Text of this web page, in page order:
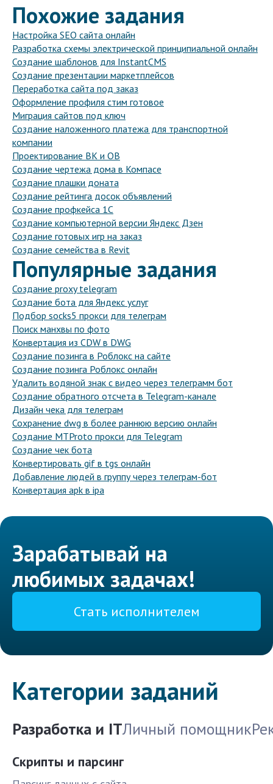
Похожие задания
Настройка SEO сайта онлайн
Разработка схемы электрической принципиальной онлайн
Создание шаблонов для InstantCMS
Создание презентации маркетплейсов
Переработка сайта под заказ
Оформление профиля стим готовое
Миграция сайтов под ключ
Создание наложенного платежа для транспортной
компании
Проектирование ВК и ОВ
Создание чертежа дома в Компасе
Создание плашки доната
Создание рейтинга досок объявлений
Создание профкейса 1С
Создание компьютерной версии Яндекс Дзен
Создание готовых игр на заказ
Создание семейства в Revit
Популярные задания
Создание proxy telegram
Создание бота для Яндекс услуг
Подбор socks5 прокси для телеграм
Поиск манхвы по фото
Конвертация из CDW в DWG
Создание позинга в Роблокс на сайте
Создание позинга Роблокс онлайн
Удалить водяной знак с видео через телеграмм бот
Создание обратного отсчета в Telegram-канале
Дизайн чека для телеграм
Сохранение dwg в более раннюю версию онлайн
Создание MTProto прокси для Telegram
Создание чек бота
Конвертировать gif в tgs онлайн
Добавление людей в группу через телеграм-бот
Конвертация apk в ipa
Зарабатывай на
любимых задачах!
Стать исполнителем
Категории заданий
Разработка и ITЛичный помощник
Скрипты и парсинг